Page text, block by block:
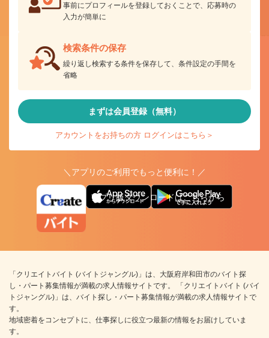
事前にプロフィールを登録しておくことで、応募時の
入力が簡単に
検索条件の保存
繰り返し検索する条件を保存して、条件設定の手間を
省略
まずは会員登録（無料）
アカウントをお持ちの方 ログインはこちら＞
＼アプリのご利用でもっと便利に！／
アプリ版ダウンロードはこちらから
「クリエイトバイト (バイトジャングル)」は、大阪府岸和田市のバイト探
し・パート募集情報が満載の求人情報サイトです。 「クリエイトバイト (バイ
トジャングル)」は、バイト探し・パート募集情報が満載の求人情報サイトで
す。
地域密着をコンセプトに、仕事探しに役立つ最新の情報をお届けしていま
す。